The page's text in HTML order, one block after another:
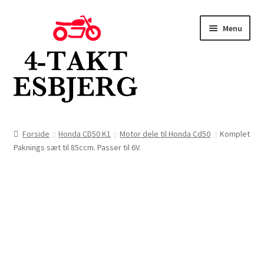
navigation
indhold
Menu
Butik
Forside Honda CD50 K1 Motor dele til Honda Cd50
Komplet
Paknings sæt til 85ccm. Passer til 6V.